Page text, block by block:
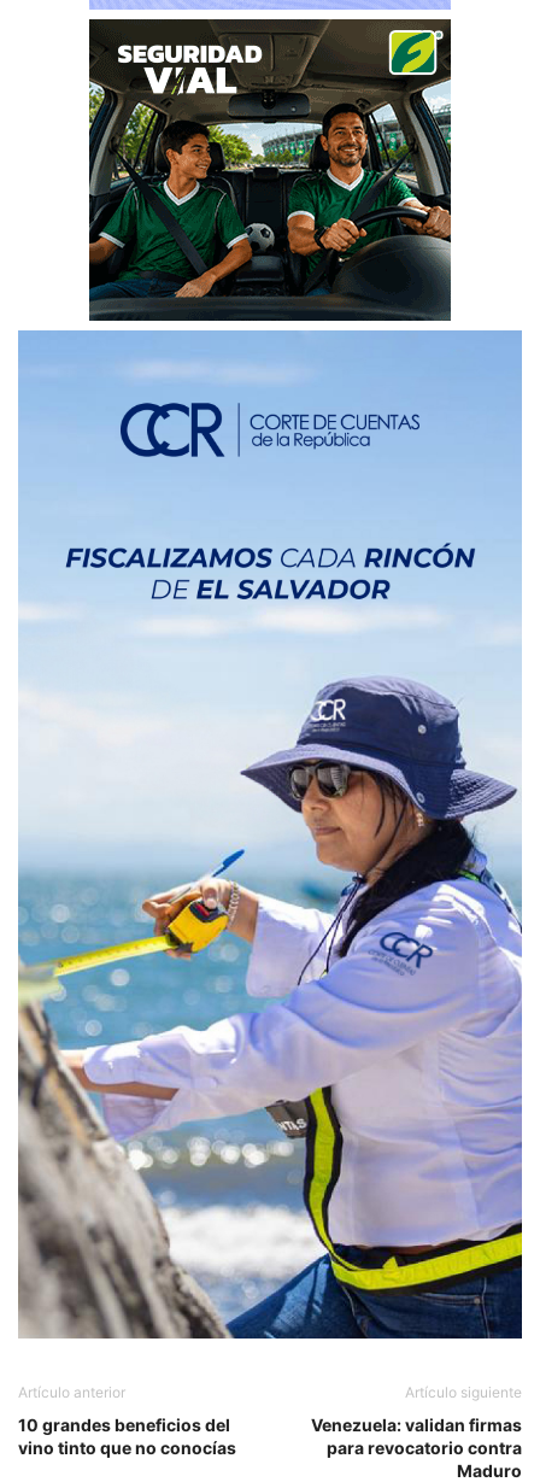
Artículo anterior
10 grandes beneficios del
vino tinto que no conocías
Artículo siguiente
Venezuela: validan firmas
para revocatorio contra
Maduro